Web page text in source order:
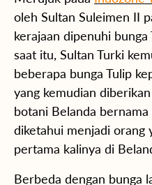
oleh Sultan Suleimen II
kerajaan dipenuhi
saat itu, Sultan Turki
beberapa bunga Tulip
yang kemudian
botani Belanda
diketahui menjadi orang
pertama kalinya di
Berbeda dengan bunga